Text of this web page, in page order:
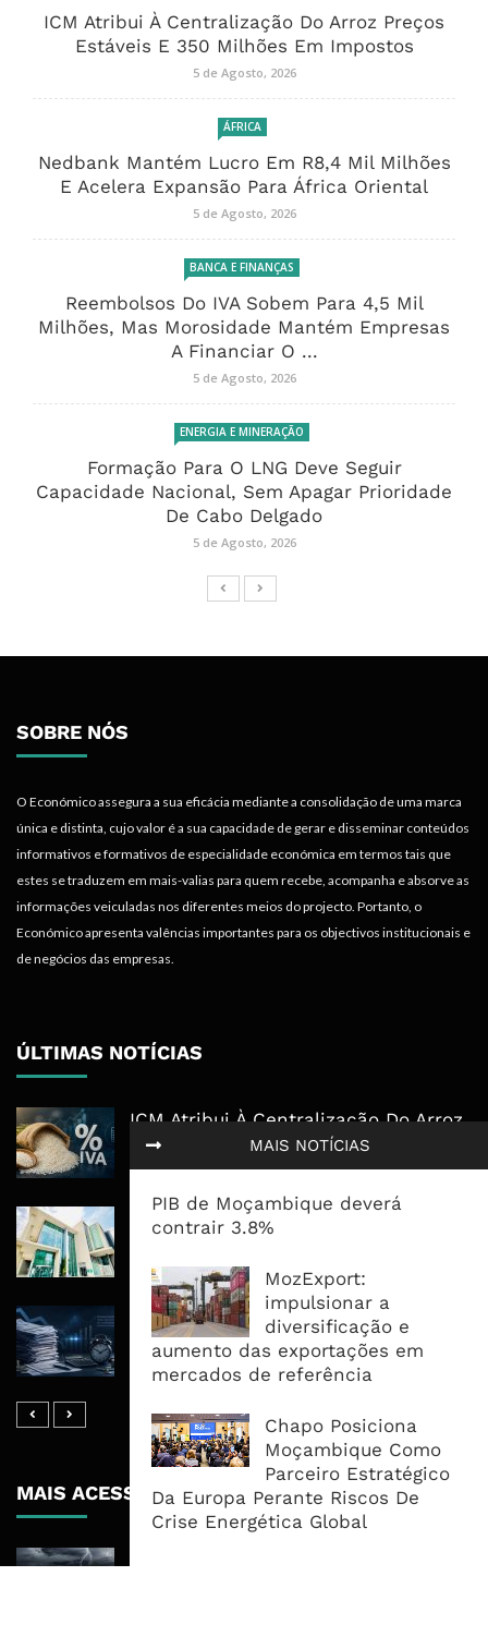
MAIS NOTÍCIAS
PIB de Moçambique deverá
contrair 3.8%
MozExport:
impulsionar a
diversificação e
aumento das exportações em
mercados de referência
Chapo Posiciona
Moçambique Como
Parceiro Estratégico
Da Europa Perante Riscos De
Crise Energética Global
ICM Atribui À Centralização Do Arroz Preços
Estáveis E 350 Milhões Em Impostos
5 de Agosto, 2026
ÁFRICA
Nedbank Mantém Lucro Em R8,4 Mil Milhões
E Acelera Expansão Para África Oriental
5 de Agosto, 2026
BANCA E FINANÇAS
Reembolsos Do IVA Sobem Para 4,5 Mil
Milhões, Mas Morosidade Mantém Empresas
A Financiar O ...
5 de Agosto, 2026
ENERGIA E MINERAÇÃO
Formação Para O LNG Deve Seguir
Capacidade Nacional, Sem Apagar Prioridade
De Cabo Delgado
5 de Agosto, 2026
SOBRE NÓS
O Económico assegura a sua eficácia mediante a consolidação de uma marca
única e distinta, cujo valor é a sua capacidade de gerar e disseminar conteúdos
informativos e formativos de especialidade económica em termos tais que
estes se traduzem em mais-valias para quem recebe, acompanha e absorve as
informações veiculadas nos diferentes meios do projecto. Portanto, o
Económico apresenta valências importantes para os objectivos institucionais e
de negócios das empresas.
ÚLTIMAS NOTÍCIAS
ICM Atribui À Centralização Do Arroz
Preços Estáveis E 350 Milhões Em
Impostos
Nedbank Mantém Lucro Em R8,4 Mil
Milhões E Acelera Expansão Para
África Oriental
Reembolsos Do IVA Sobem Para 4,5
Mil Milhões, Mas Morosidade
Mantém Empresas A Financiar O ...
MAIS ACESSADOS